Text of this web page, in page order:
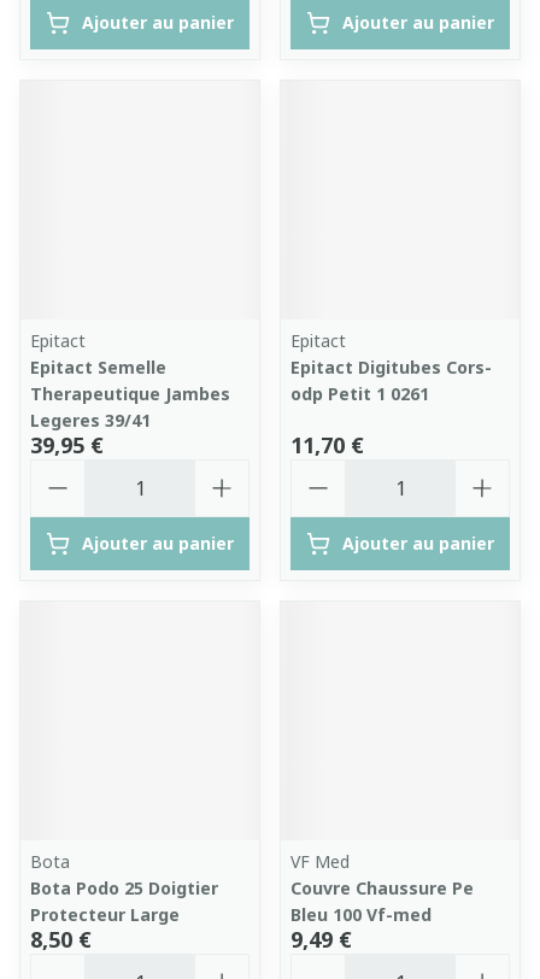
Ajouter au panier Ajouter au panier
Epitact
Epitact Semelle
Therapeutique Jambes
Legeres 39/41
39,95 €
Ajouter au panier
Epitact
Epitact Digitubes Cors-
odp Petit 1 0261
11,70 €
Ajouter au panier
Bota
Bota Podo 25 Doigtier
Protecteur Large
8,50 €
VF Med
Couvre Chaussure Pe
Bleu 100 Vf-med
9,49 €